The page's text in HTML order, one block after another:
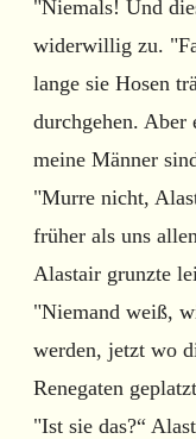
"Niemals! Und
widerwillig zu.
lange sie Hosen
durchgehen. Aber
meine Männer
"Murre nicht,
früher als uns
Alastair grunzte
"Niemand weiß,
werden, jetzt wo
Renegaten
"Ist sie das?“